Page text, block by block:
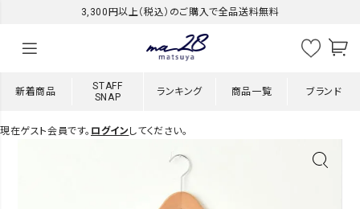
3,300円以上（税込）のご購入で全品送料無料
新着商品
STAFF
SNAP
ランキング 商品一覧 ブランド
現在ゲスト会員です。 ログインしてください。